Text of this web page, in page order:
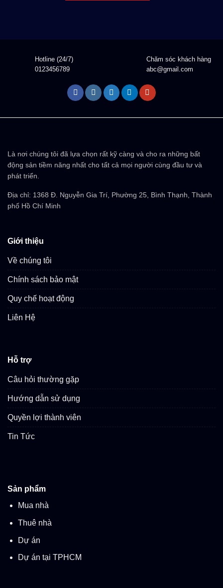
Hotline (24/7)
0123456789
Chăm sóc khách hàng
abc@gmail.com
Là nơi chúng tôi đã lựa chọn rất kỹ càng và cho ra những bất
động sản tiềm năng nhất cho tất cả mọi người cùng đầu tư và
phát triển.
Địa chỉ: 1368 Đ. Nguyễn Gia Trí, Phường 25, Bình Thạnh, Thành
phố Hồ Chí Minh
Giới thiệu
Về chúng tôi
Chính sách bảo mật
Quy chế hoạt động
Liên Hệ
Hỗ trợ
Câu hỏi thường gặp
Hướng dẫn sử dụng
Quyền lợi thành viên
Tin Tức
Sản phẩm
Mua nhà
Thuê nhà
Dự án
Dự án tại TPHCM